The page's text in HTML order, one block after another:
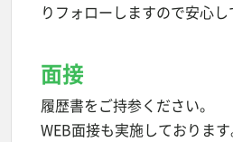
りフォローしますので安心し
面接
履歴書をご持参ください。
WEB面接も実施しておりま